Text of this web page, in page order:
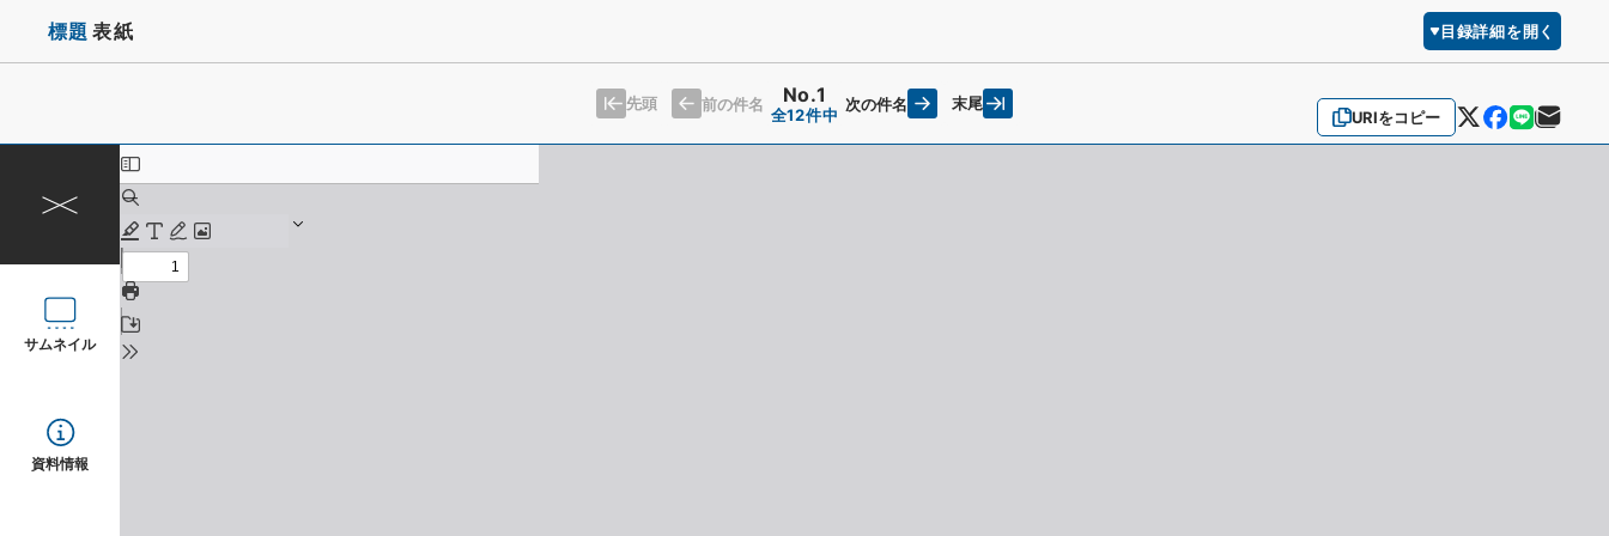
標題 表紙 目録詳細を開く
URIをコピー
先頭 前の件名 No.1
全12件中
次の件名 末尾
サムネイル
資料情報